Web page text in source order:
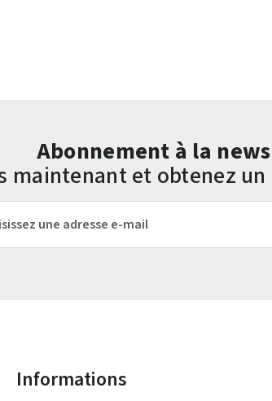
Abonnement à la
maintenant et obtenez
Informations